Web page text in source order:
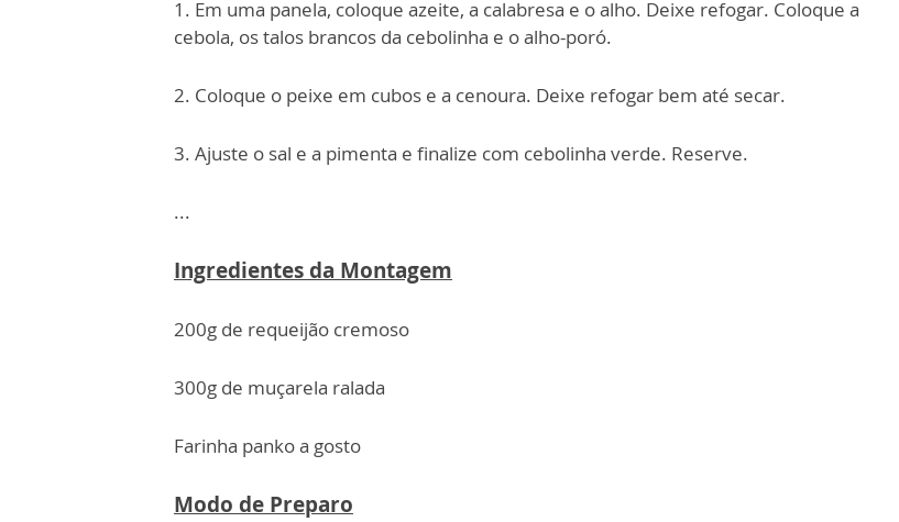
1. Em uma panela, coloque azeite, a calabresa e o alho. Deixe refogar. Coloque a
cebola, os talos brancos da cebolinha e o alho-poró.
2. Coloque o peixe em cubos e a cenoura. Deixe refogar bem até secar.
3. Ajuste o sal e a pimenta e finalize com cebolinha verde. Reserve.
...
Ingredientes da Montagem
200g de requeijão cremoso
300g de muçarela ralada
Farinha panko a gosto
Modo de Preparo